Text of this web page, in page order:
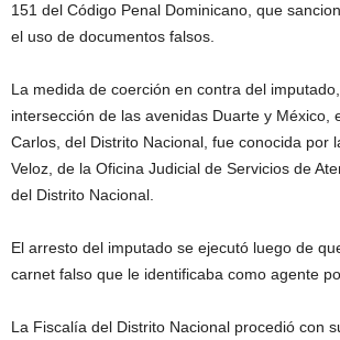
151 del Código Penal Dominicano, que
el uso de documentos falsos.
La medida de coerción en contra del
intersección de las avenidas Duarte y México,
Carlos, del Distrito Nacional, fue conocida por
Veloz, de la Oficina Judicial de Servicios de
del Distrito Nacional.
El arresto del imputado se ejecutó luego de
carnet falso que le identificaba como agente
La Fiscalía del Distrito Nacional procedió con